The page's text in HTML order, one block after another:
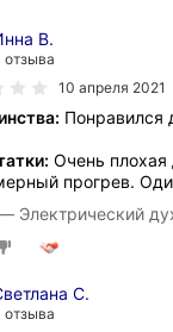
В.
отзыва
10 апреля 2021
Понравился
Очень плохая
прогрев.
Электрический
С.
отзыва